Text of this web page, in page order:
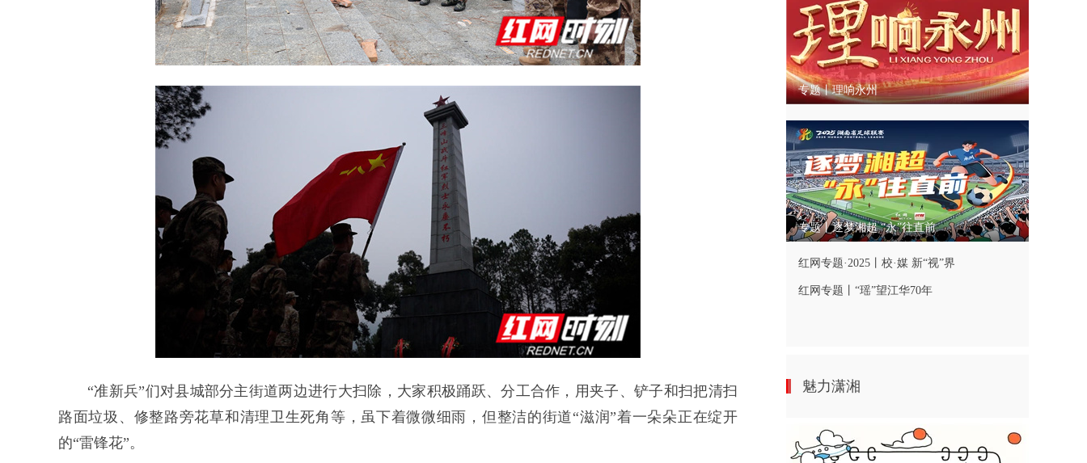
“准新兵”们对县城部分主街道两边进行大扫除，大家积极踊跃、分工合作，用夹子、铲子和扫把清扫
路面垃圾、修整路旁花草和清理卫生死角等，虽下着微微细雨，但整洁的街道“滋润”着一朵朵正在绽开
的“雷锋花”。
专题丨理响永州
专题丨逐梦湘超 “永”往直前
红网专题·2025丨校·媒 新“视”界
红网专题丨“瑶”望江华70年
魅力潇湘